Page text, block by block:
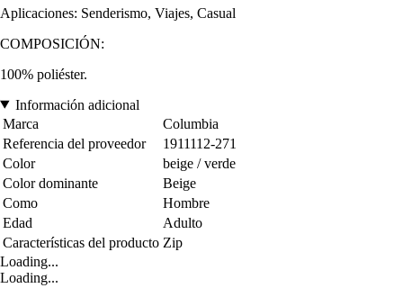
Aplicaciones: Senderismo, Viajes, Casual
COMPOSICIÓN:
100% poliéster.
Información adicional
Marca
Columbia
Referencia del proveedor
1911112-271
Color
beige / verde
Color dominante
Beige
Como
Hombre
Edad
Adulto
Características del producto Zip
Loading...
Loading...